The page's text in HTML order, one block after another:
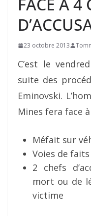
FACE À 4
23 octobre 2013
C’est le
suite des
Eminovski.
Mines fera face
Méfait sur
Voies de
2 chefs
mort ou de
victime